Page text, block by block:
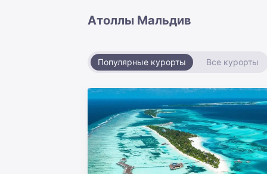
Атоллы Мальдив
Популярные курорты Все курорты